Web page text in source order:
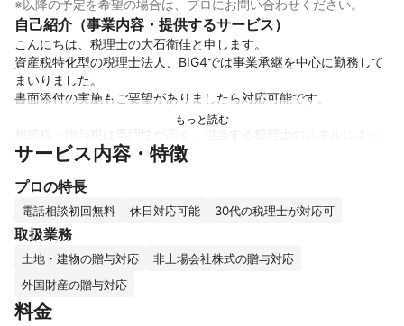
※以降の予定を希望の場合は、プロにお問い合わせください。
自己紹介（事業内容・提供するサービス）
こんにちは、税理士の大石衛佳と申します。
資産税特化型の税理士法人、BIG4では事業承継を中心に勤務して
まいりました。
書面添付の実施もご要望がありましたら対応可能です。
て納税額が大きく変わると言われていますが、お客様に申告内容
ます。
ご不明な点等ございましたら何なりとお申し付けくださいませ。
よろしくお願いいたします。
これまでの実績
・資産税特化型税理士法人
相続税、贈与税の申告や不動産所有オーナーの相続税対策
・TKC所属の税理士法人
サービス内容・特徴
プロの特長
電話相談初回無料 休日対応可能 30代の税理士が対応可
取扱業務
土地・建物の贈与対応
非上場会社株式の贈与対応
外国財産の贈与対応
料金